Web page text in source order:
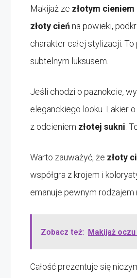
Makijaż ze złotym cieniem
złoty cieńna powieki,
charakter całej stylizacji.
subtelnym luksusem.
Jeśli chodzi o paznokcie,
eleganckiego looku. Lakier
z odcieniem złotej sukni .
Warto zauważyć, że złoty
współgra z krojem i
emanuje pewnym
Zobacz też: Makijaż
Całość prezentuje się